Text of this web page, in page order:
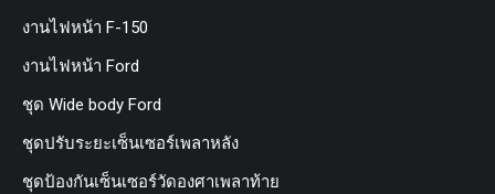
งานไฟหน้า F-150
งานไฟหน้า Ford
ชุด Wide body Ford
ชุดปรับระยะเซ็นเซอร์เพลาหลัง
ชุดป้องกันเซ็นเซอร์วัดองศาเพลาท้าย